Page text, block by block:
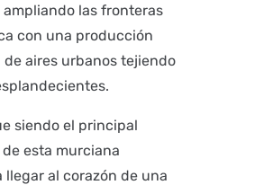
las fronteras
con una producción
de aires urbanos tejiendo
siendo el principal
esta murciana
llegar al corazón de una